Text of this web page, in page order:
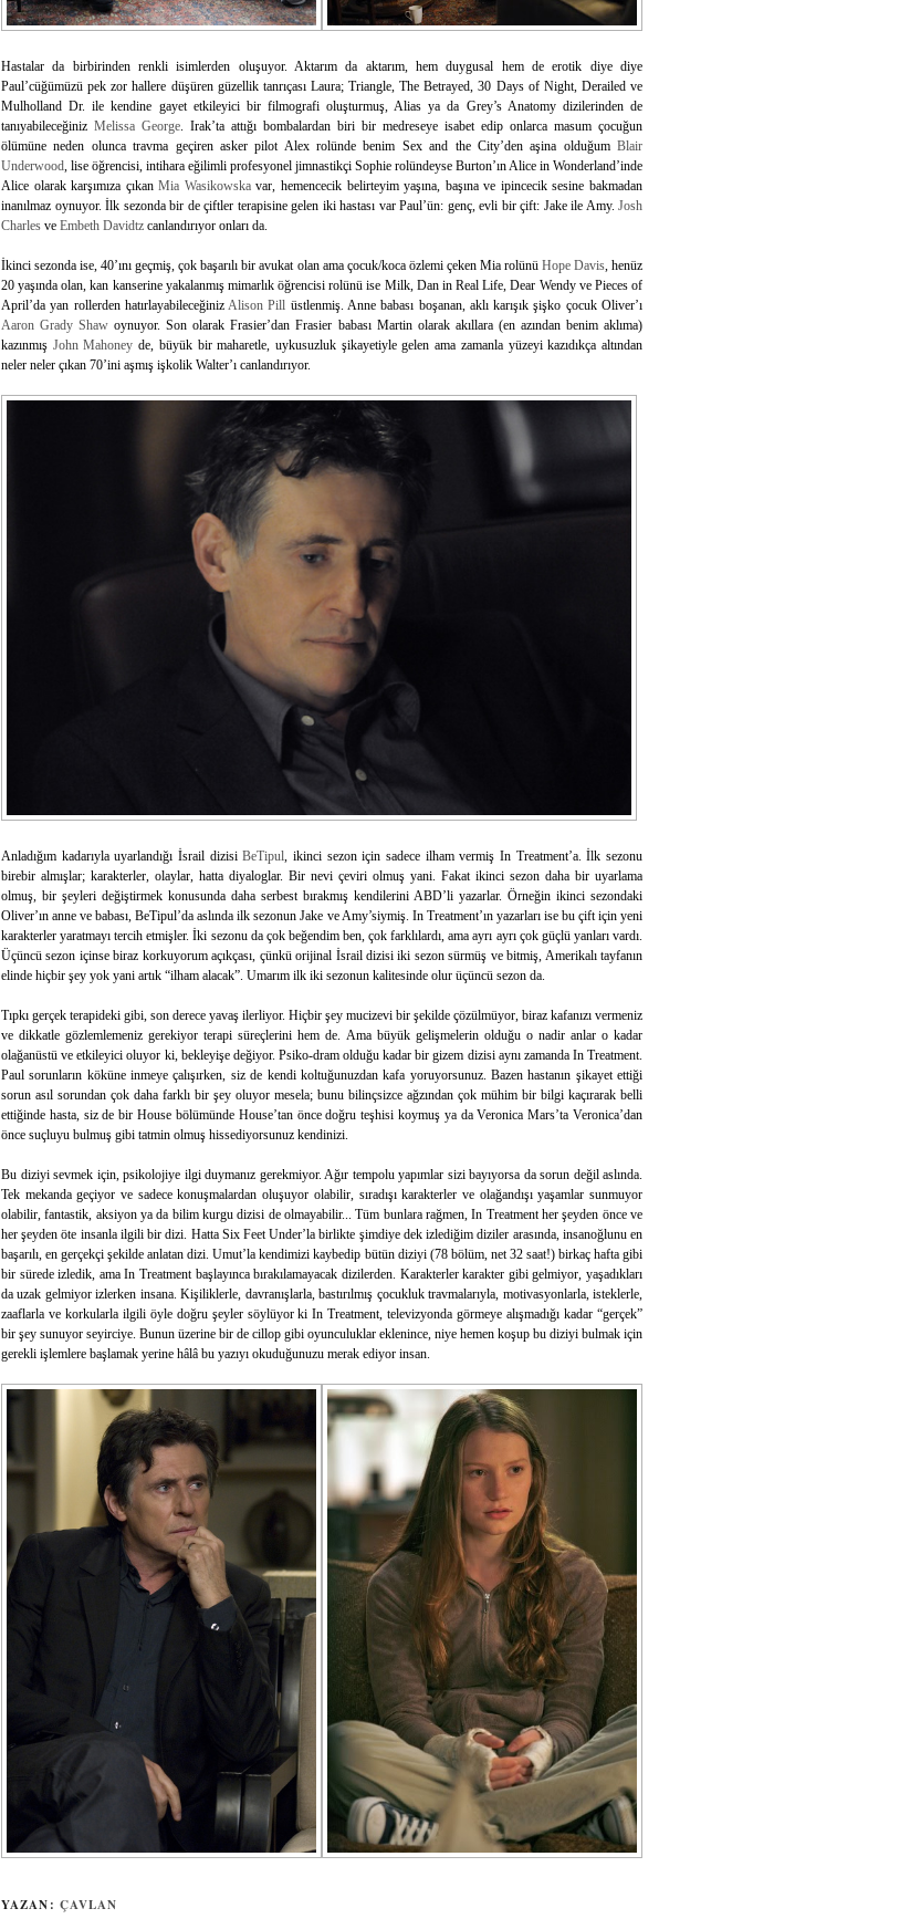
Hastalar da birbirinden renkli isimlerden oluşuyor. Aktarım da aktarım, hem duygusal hem de erotik diye diye
Paul’cüğümüzü pek zor hallere düşüren güzellik tanrıçası Laura; Triangle, The Betrayed, 30 Days of Night, Derailed ve
Mulholland Dr. ile kendine gayet etkileyici bir filmografi oluşturmuş, Alias ya da Grey’s Anatomy dizilerinden de
tanıyabileceğiniz Melissa George . Irak’ta attığı bombalardan biri bir medreseye isabet edip onlarca masum çocuğun
ölümüne neden olunca travma geçiren asker pilot Alex rolünde benim Sex and the City’den aşina olduğum Blair
Underwood , lise öğrencisi, intihara eğilimli profesyonel jimnastikçi Sophie rolündeyse Burton’ın Alice in Wonderland’inde
Alice olarak karşımıza çıkanMia Wasikowskavar, hemencecik belirteyim yaşına, başına ve ipincecik sesine bakmadan
inanılmaz oynuyor. İlk sezonda bir de çiftler terapisine gelen iki hastası var Paul’ün: genç, evli bir çift: Jake ile Amy. Josh
Charles ve Embeth Davidtz canlandırıyor onları da.
İkinci sezonda ise, 40’ını geçmiş, çok başarılı bir avukat olan ama çocuk/koca özlemi çeken Mia rolünü Hope Davis, henüz
20 yaşında olan, kan kanserine yakalanmış mimarlık öğrencisi rolünü ise Milk, Dan in Real Life, Dear Wendy ve Pieces of
April’da yan rollerden hatırlayabileceğiniz Alison Pill üstlenmiş. Anne babası boşanan, aklı karışık şişko çocuk Oliver’ı
Aaron Grady Shaw oynuyor. Son olarak Frasier’dan Frasier babası Martin olarak akıllara (en azından benim aklıma)
kazınmış John Mahoney de, büyük bir maharetle, uykusuzluk şikayetiyle gelen ama zamanla yüzeyi kazıdıkça altından
neler neler çıkan 70’ini aşmış işkolik Walter’ı canlandırıyor.
Anladığım kadarıyla uyarlandığı İsrail dizisiBeTipul , ikinci sezon için sadece ilham vermiş In Treatment’a. İlk sezonu
birebir almışlar; karakterler, olaylar, hatta diyaloglar. Bir nevi çeviri olmuş yani. Fakat ikinci sezon daha bir uyarlama
olmuş, bir şeyleri değiştirmek konusunda daha serbest bırakmış kendilerini ABD’li yazarlar. Örneğin ikinci sezondaki
Oliver’ın anne ve babası, BeTipul’da aslında ilk sezonun Jake ve Amy’siymiş. In Treatment’ın yazarları ise bu çift için yeni
karakterler yaratmayı tercih etmişler. İki sezonu da çok beğendim ben, çok farklılardı, ama ayrı ayrı çok güçlü yanları vardı.
Üçüncü sezon içinse biraz korkuyorum açıkçası, çünkü orijinal İsrail dizisi iki sezon sürmüş ve bitmiş, Amerikalı tayfanın
elinde hiçbir şey yok yani artık “ilham alacak”. Umarım ilk iki sezonun kalitesinde olur üçüncü sezon da.
Tıpkı gerçek terapideki gibi, son derece yavaş ilerliyor. Hiçbir şey mucizevi bir şekilde çözülmüyor, biraz kafanızı vermeniz
ve dikkatle gözlemlemeniz gerekiyor terapi süreçlerini hem de. Ama büyük gelişmelerin olduğu o nadir anlar o kadar
olağanüstü ve etkileyici oluyor ki, bekleyişe değiyor. Psiko-dram olduğu kadar bir gizem dizisi aynı zamanda In Treatment.
Paul sorunların köküne inmeye çalışırken, siz de kendi koltuğunuzdan kafa yoruyorsunuz. Bazen hastanın şikayet ettiği
sorun asıl sorundan çok daha farklı bir şey oluyor mesela; bunu bilinçsizce ağzından çok mühim bir bilgi kaçırarak belli
ettiğinde hasta, siz de bir House bölümünde House’tan önce doğru teşhisi koymuş ya da Veronica Mars’ta Veronica’dan
önce suçluyu bulmuş gibi tatmin olmuş hissediyorsunuz kendinizi.
Bu diziyi sevmek için, psikolojiye ilgi duymanız gerekmiyor. Ağır tempolu yapımlar sizi bayıyorsa da sorun değil aslında.
Tek mekanda geçiyor ve sadece konuşmalardan oluşuyor olabilir, sıradışı karakterler ve olağandışı yaşamlar sunmuyor
olabilir, fantastik, aksiyon ya da bilim kurgu dizisi de olmayabilir... Tüm bunlara rağmen, In Treatment her şeyden önce ve
her şeyden öte insanla ilgili bir dizi. Hatta Six Feet Under’la birlikte şimdiye dek izlediğim diziler arasında, insanoğlunu en
başarılı, en gerçekçi şekilde anlatan dizi. Umut’la kendimizi kaybedip bütün diziyi (78 bölüm, net 32 saat!) birkaç hafta gibi
bir sürede izledik, ama In Treatment başlayınca bırakılamayacak dizilerden. Karakterler karakter gibi gelmiyor, yaşadıkları
da uzak gelmiyor izlerken insana. Kişiliklerle, davranışlarla, bastırılmış çocukluk travmalarıyla, motivasyonlarla, isteklerle,
zaaflarla ve korkularla ilgili öyle doğru şeyler söylüyor ki In Treatment, televizyonda görmeye alışmadığı kadar “gerçek”
bir şey sunuyor seyirciye. Bunun üzerine bir de cillop gibi oyunculuklar eklenince, niye hemen koşup bu diziyi bulmak için
gerekli işlemlere başlamak yerine hâlâ bu yazıyı okuduğunuzu merak ediyor insan.
YAZAN: ÇAVLAN